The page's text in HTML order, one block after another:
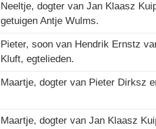
Neeltje, dogter van Jan Klaasz
getuigen Antje Wulms.
Pieter, soon van Hendrik Ernstz
Kluft, egtelieden.
Maartje, dogter van Pieter Dirksz
Maartje, dogter van Jan Klaasz